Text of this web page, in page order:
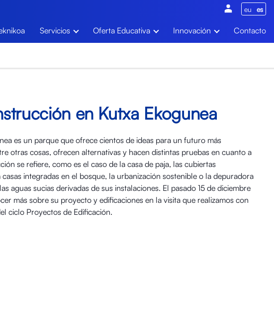
eu es
Servicios Oferta Educativa Innovación Contacto
en Kutxa Ekogunea
es un parque que ofrece cientos de ideas para un futuro más
otras cosas, ofrecen alternativas y hacen distintas pruebas en cuanto a
se refiere, como es el caso de la casa de paja, las cubiertas
casas integradas en el bosque, la urbanización sostenible o la depuradora
aguas sucias derivadas de sus instalaciones. El pasado 15 de diciembre
más sobre su proyecto y edificaciones en la visita que realizamos con
ciclo Proyectos de Edificación.